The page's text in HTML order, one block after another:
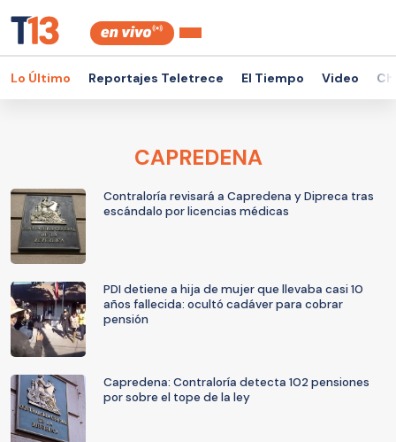
Lo Último Reportajes Teletrece El Tiempo Video
CAPREDENA
Contraloría revisará a Capredena y Dipreca tras
escándalo por licencias médicas
PDI detiene a hija de mujer que llevaba casi 10
años fallecida: ocultó cadáver para cobrar
pensión
Capredena: Contraloría detecta 102 pensiones
por sobre el tope de la ley